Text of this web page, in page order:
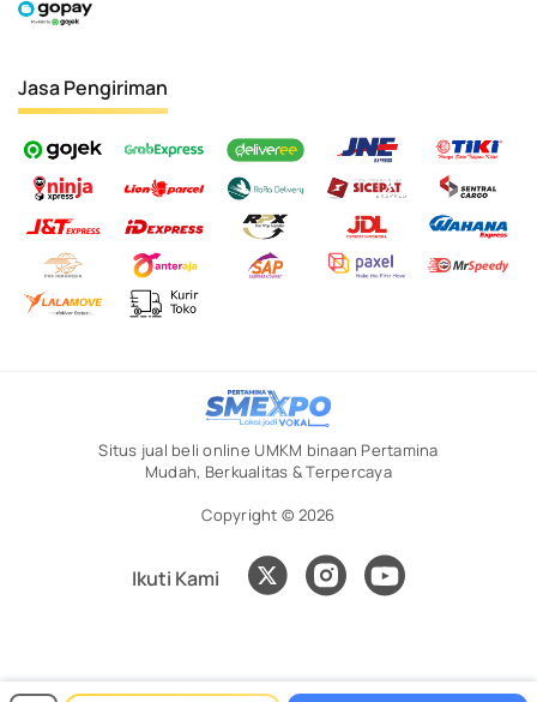
Jasa Pengiriman
Situs jual beli online UMKM binaan Pertamina
Mudah, Berkualitas & Terpercaya
Copyright © 2026
Ikuti Kami